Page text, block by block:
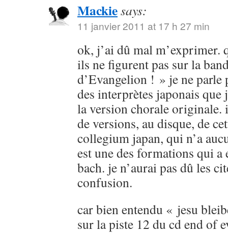
Mackiesays:
11 janvier 2011 at 17 h 27 min
ok, j’ai dû mal m’exprimer.
ils ne figurent pas sur la
d’Evangelion ! » je ne parle
des interprètes japonais que
la version chorale originale.
de versions, au disque, de
collegium japan, qui n’a
est une des formations qui a
bach. je n’aurai pas dû les
confusion.
car bien entendu « jesu
sur la piste 12 du cd end of